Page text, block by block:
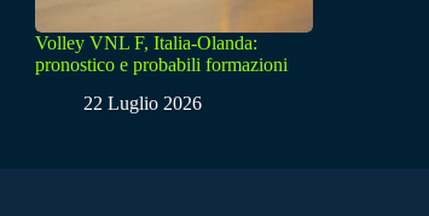
Volley VNL F, Italia-Olanda:
pronostico e probabili formazioni
22 Luglio 2026